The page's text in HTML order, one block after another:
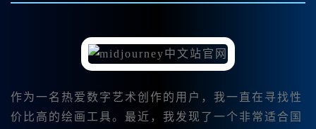
作为一名热爱数字艺术创作的用户，我一直在寻找性
价比高的绘画工具。最近，我发现了一个非常适合国